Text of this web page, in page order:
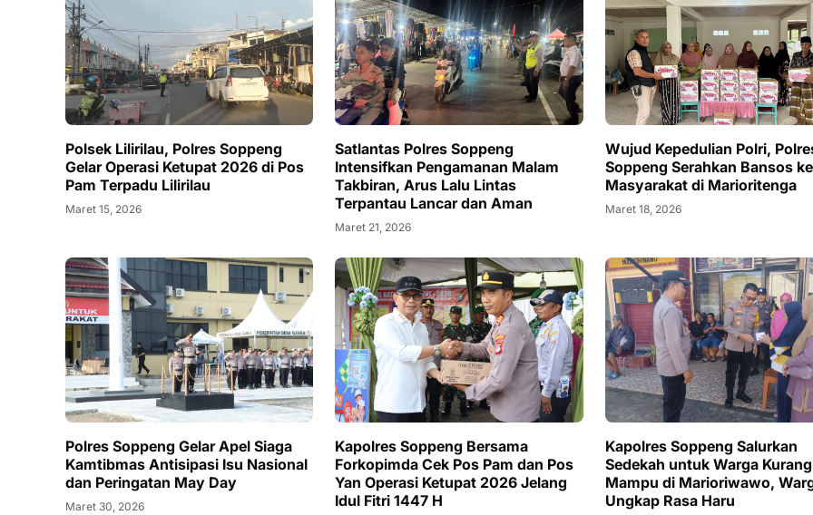
Polsek Lilirilau, Polres Soppeng
Gelar Operasi Ketupat 2026 di Pos
Pam Terpadu Lilirilau
Maret 15, 2026
Satlantas Polres Soppeng
Intensifkan Pengamanan Malam
Takbiran, Arus Lalu Lintas
Terpantau Lancar dan Aman
Maret 21, 2026
Wujud Kepedulian Polri,
Soppeng Serahkan Bansos
Masyarakat di Marioritenga
Maret 18, 2026
Polres Soppeng Gelar Apel Siaga
Kamtibmas Antisipasi Isu Nasional
dan Peringatan May Day
Maret 30, 2026
Kapolres Soppeng Bersama
Forkopimda Cek Pos Pam dan Pos
Yan Operasi Ketupat 2026 Jelang
Idul Fitri 1447 H
Kapolres Soppeng Salurkan
Sedekah untuk Warga Kurang
Mampu di Marioriwawo,
Ungkap Rasa Haru